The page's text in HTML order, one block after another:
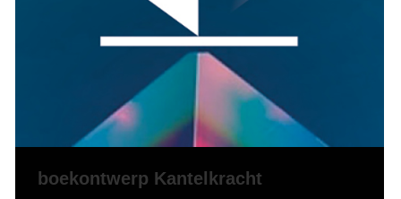
boekontwerp Kantelkracht